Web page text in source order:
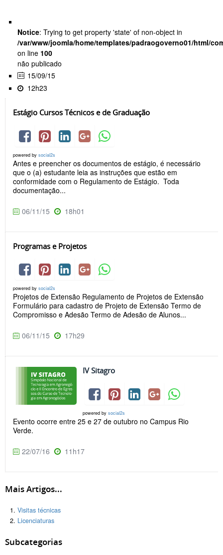
Notice: Trying to get property 'state' of non-object in
/var/www/joomla/home/templates/padraogoverno01/html/
on line 100
não publicado
15/09/15
12h23
Estágio Cursos Técnicos e de Graduação
powered by social2s
Antes e preencher os documentos de estágio, é necessário
que o (a) estudante leia as instruções que estão em
conformidade com o Regulamento de Estágio. Toda
documentação...
06/11/15 18h01
Programas e Projetos
powered by social2s
Projetos de Extensão Regulamento de Projetos de Extensão
Formulário para cadastro de Projeto de Extensão Termo de
Compromisso e Adesão Termo de Adesão de Alunos...
06/11/15 17h29
IV Sitagro
powered by social2s
Evento ocorre entre 25 e 27 de outubro no Campus Rio
Verde.
22/07/16 11h17
Mais Artigos...
Visitas técnicas
Licenciaturas
Subcategorias